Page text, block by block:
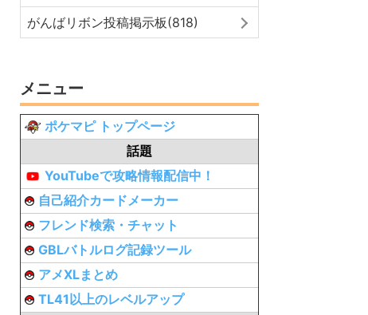
がんばリボン投稿掲示板(818)
メニュー
ポケマピ トップページ
話題
YouTubeで攻略情報配信中！
自己紹介カードメーカー
フレンド検索・チャット
GBLバトルログ記録ツール
アメXLまとめ
TL41以上のレベルアップ